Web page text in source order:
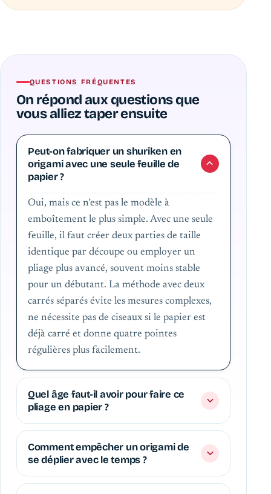
QUESTIONS FRÉQUENTES
On répond aux questions que
vous alliez taper ensuite
Peut-on fabriquer un shuriken en
origami avec une seule feuille de
papier ?
Oui, mais ce n’est pas le modèle à
emboîtement le plus simple. Avec une seule
feuille, il faut créer deux parties de taille
identique par découpe ou employer un
pliage plus avancé, souvent moins stable
pour un débutant. La méthode avec deux
carrés séparés évite les mesures complexes,
ne nécessite pas de ciseaux si le papier est
déjà carré et donne quatre pointes
régulières plus facilement.
Quel âge faut-il avoir pour faire ce
pliage en papier ?
Comment empêcher un origami de
se déplier avec le temps ?